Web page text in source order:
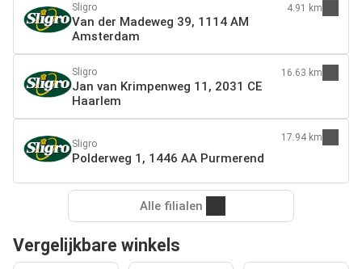
Sligro
Van der Madeweg 39, 1114 AM
Amsterdam
4.91 km
Sligro
Jan van Krimpenweg 11, 2031 CE
Haarlem
16.63 km
Sligro
Polderweg 1, 1446 AA Purmerend
17.94 km
Alle filialen
Vergelijkbare winkels